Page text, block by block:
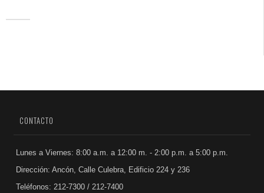
CONTACTO
Lunes a Viernes: 8:00 a.m. a 12:00 m. - 2:00 p.m. a 5:00 p.m.
Dirección: Ancón, Calle Culebra, Edificio 224 y 236
Teléfonos: 212-7300 / 212-7400